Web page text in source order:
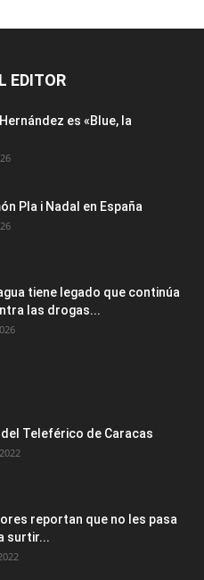
EDITOR
es «Blue, la
Pla i Nadal en España
tiene legado que continúa
las drogas...
Teleférico de Caracas
reportan que no les pasa
surtir...